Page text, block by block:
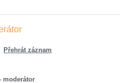
Přehrát záznam
moderátor